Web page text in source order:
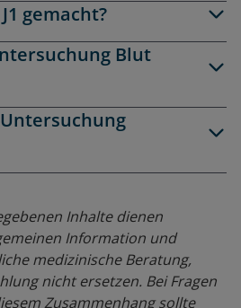
gemacht?
Blut
Inhalte dienen
Information und
medizinische Beratung,
nicht ersetzen. Bei Fragen
Zusammenhang sollte